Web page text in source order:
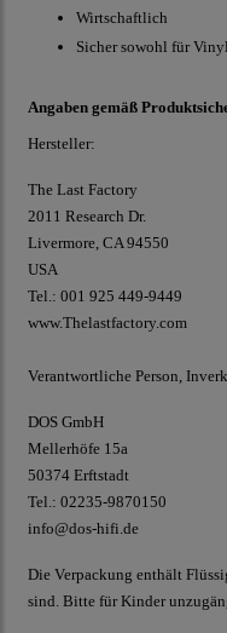
Wirtschaftlich
Sicher sowohl für
Angaben gemäß
Hersteller:
The Last Factory
2011 Research Dr.
Livermore, CA 94550
USA
Tel.: 001 925 449-9449
www.Thelastfactory.com
Verantwortliche Person,
DOS GmbH
Mellerhöfe 15a
50374 Erftstadt
Tel.: 02235-9870150
info@dos-hifi.de
Die Verpackung enthält
sind. Bitte für Kinder